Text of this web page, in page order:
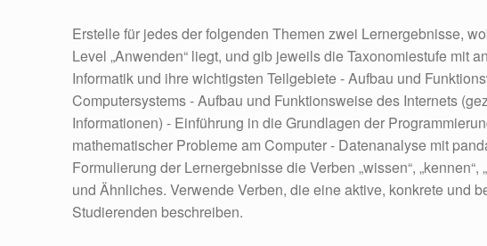
Erstelle für jedes der folgenden Themen zwei Lernergebnisse,
Level „Anwenden“ liegt, und gib jeweils die Taxonomiestufe mit
Informatik und ihre wichtigsten Teilgebiete - Aufbau und
Computersystems - Aufbau und Funktionsweise des Internets
Informationen) - Einführung in die Grundlagen der
mathematischer Probleme am Computer - Datenanalyse mit
Formulierung der Lernergebnisse die Verben „wissen“, „kennen“,
und Ähnliches. Verwende Verben, die eine aktive, konkrete und
Studierenden beschreiben.